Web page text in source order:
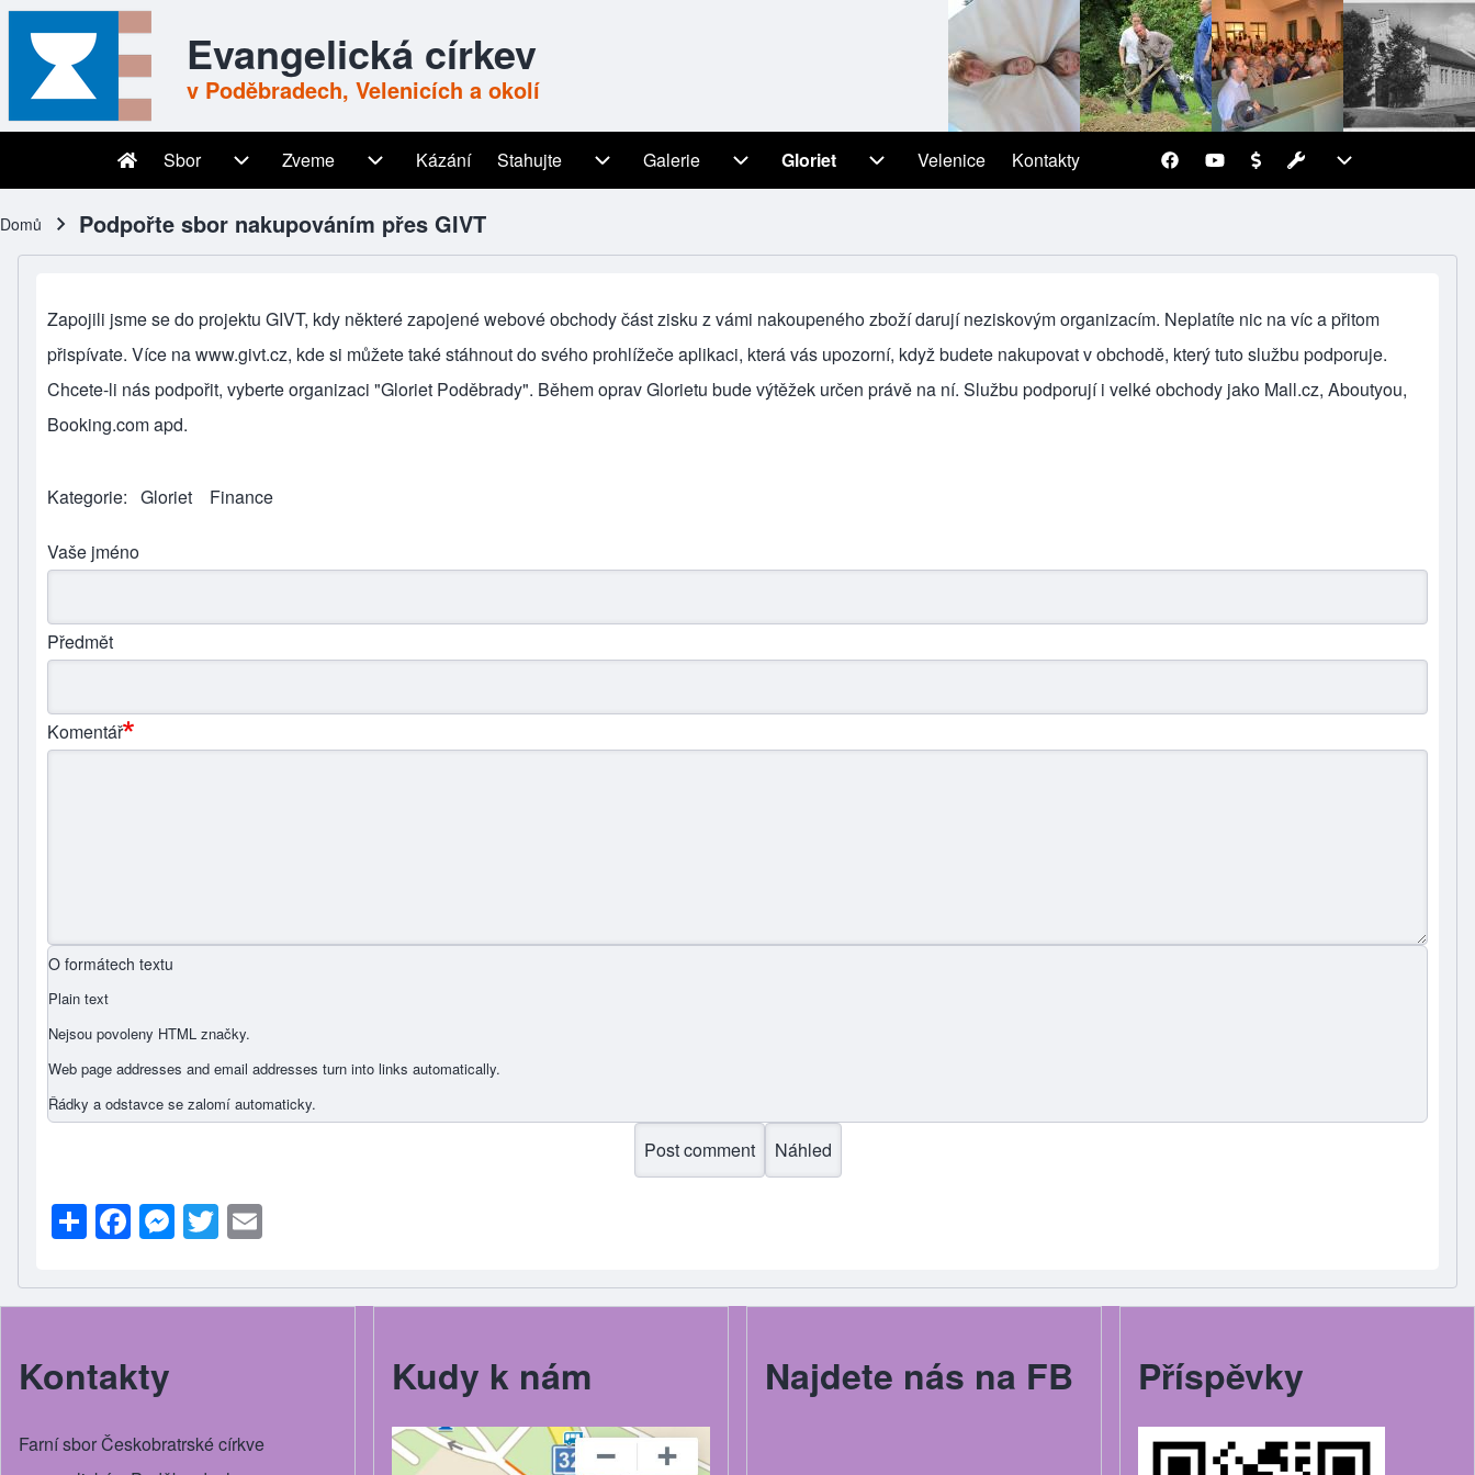
Skip to header
Skip to main navigation
Přejít k hlavnímu obsahu
Skip to footer
Evangelická církev
v Poděbradech, Velenicích a okolí
Main navigation
Sbor Zveme
Zveme sub-navigation
Kázání Stahujte Galerie Gloriet Velenice Kontakty (opens in new tab) Pracovní
Pracovní
sub-navigation
Drobečková navigace
Domů Podpořte sbor nakupováním přes GIVT
Zapojili jsme se do projektu GIVT, kdy některé zapojené webové obchody část zisku z vámi nakoupeného zboží darují neziskovým organizacím. Neplatíte nic na víc a přitom
přispívate. Více nawww.givt.cz, kde si můžete také stáhnout do svého prohlížeče aplikaci, která vás upozorní, když budete nakupovat v obchodě, který tuto službu podporuje.
Chcete-li nás podpořit, vyberte organizaci "Gloriet Poděbrady". Během oprav Glorietu bude výtěžek určen právě na ní. Službu podporují i velké obchody jako Mall.cz, Aboutyou,
Booking.com apd.
Kategorie Gloriet Finance
Vaše jméno
Předmět
Komentář
O formátech textu
Plain text
Nejsou povoleny HTML značky.
Web page addresses and email addresses turn into links automatically.
Řádky a odstavce se zalomí automaticky.
S
h
ar
e
F
a
c
e
b
o
o
k
M
e
ss
e
er
T
wi
tt
er
ail
Kontakty
Farní sbor Českobratrské církve
Kudy k nám Najdete nás na FB Příspěvky